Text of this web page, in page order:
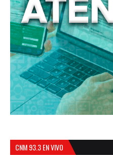
CNM 93.3 EN VIVO